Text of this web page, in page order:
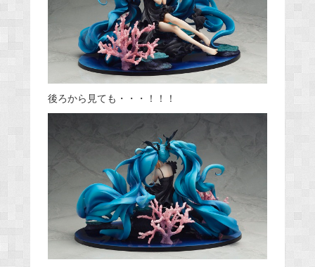
後ろから見ても・・・！！！